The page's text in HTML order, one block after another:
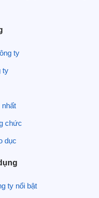
kế toán kho và
- Quản lý, kiểm soát và
nhận hàng hóa,
các giấy tờ liên
ty
ty
chức
dục
ty nổi bật